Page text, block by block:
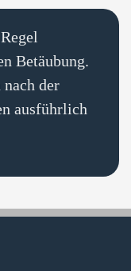
Betäubung.
der
ausführlich